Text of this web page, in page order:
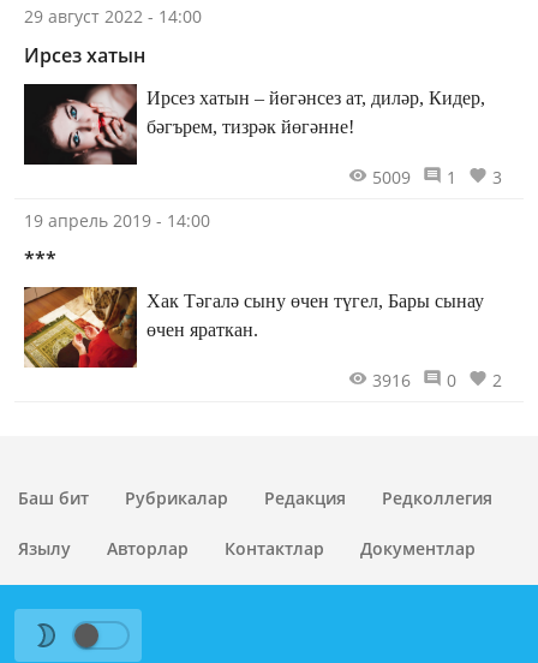
29 август 2022 - 14:00
Ирсез хатын
Ирсез хатын – йөгәнсез ат, диләр, Кидер,
бәгърем, тизрәк йөгәнне!
5009 1
3
19 апрель 2019 - 14:00
***
Хак Тәгалә сыну өчен түгел, Бары сынау
өчен яраткан.
3916 0 2
Баш бит Рубрикалар Редакция Редколлегия
Язылу Авторлар Контактлар Документлар